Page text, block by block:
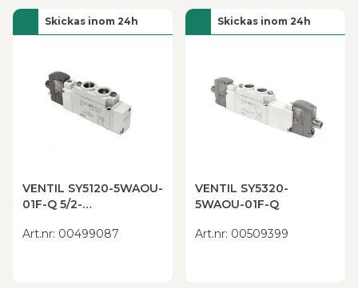
A - Ö
Skickas inom 24h
VENTIL SY5120-5WAOU-
01F-Q 5/2-
IArt.nr: 00499087
Skickas inom 24h
VENTIL SY5320-
5WAOU-01F-Q
Art.nr: 00509399